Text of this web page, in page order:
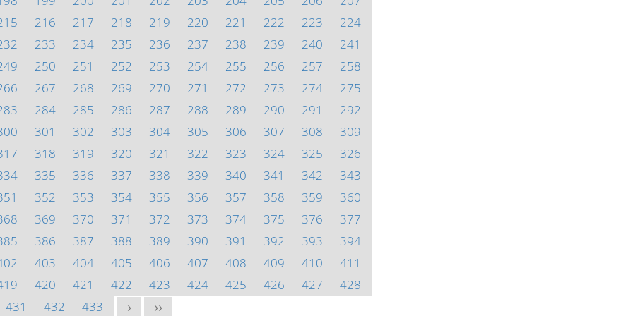
216 217 218 219 220 221 222 223
224
233 234 235 236 237 238 239 240
241
250 251 252 253 254 255 256 257
258
267 268 269 270 271 272 273 274
275
284 285 286 287 288 289 290 291
292
301 302 303 304 305 306 307 308
309
318 319 320 321 322 323 324 325
326
335 336 337 338 339 340 341 342
343
352 353 354 355 356 357 358 359
360
369 370 371 372 373 374 375 376
377
386 387 388 389 390 391 392 393
394
403 404 405 406 407 408 409 410
411
420 421 422 423 424 425 426 427
428
431
432 433 > >>